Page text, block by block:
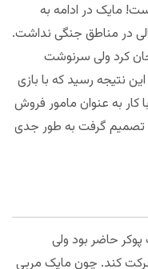
مایک در ادامه به
در مناطق جنگی نداشت.
کرد ولی سرنوشت
نتیجه رسید که با بازی
کار به عنوان مامور فروش
داشته باشد. بنابراین مایک از سال 1977 تصمیم گرفت به طور جدی
حاضر بود ولی
کند. چون مایک مربی